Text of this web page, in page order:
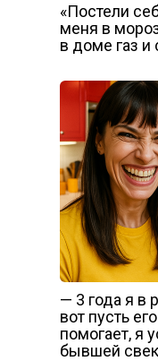
«Постели
меня в
в доме газ и
— 3 года я в
вот пусть
помогает, я
бывшей